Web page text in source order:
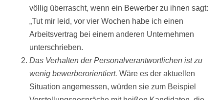
völlig überrascht, wenn ein Bewerber zu ihnen sagt:
„Tut mir leid, vor vier Wochen habe ich einen
Arbeitsvertrag bei einem anderen Unternehmen
unterschrieben.
Das Verhalten der Personalverantwortlichen ist zu
wenig bewerberorientiert. Wäre es der aktuellen
Situation angemessen, würden sie zum Beispiel